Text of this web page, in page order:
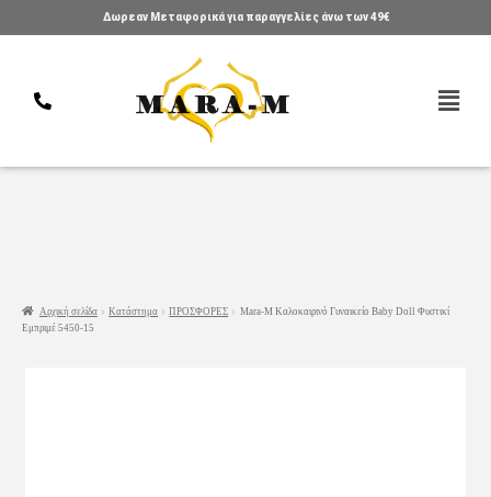
Δωρεαν Μεταφορικά για παραγγελίες άνω των 49€
Αρχική σελίδα Κατάστημα ΠΡΟΣΦΟΡΕΣ
Mara-M Καλοκαιρινό Γυναικείο Baby Doll Φυστικί
Εμπριμέ 5450-15